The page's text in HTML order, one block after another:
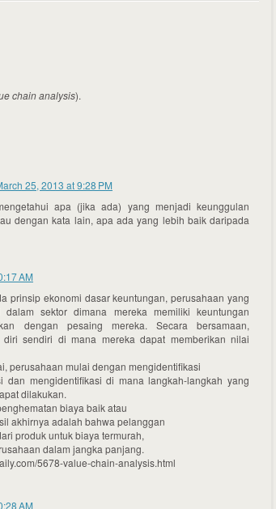
chain analysis).
25, 2013 at 9:28 PM
apa (jika ada) yang menjadi keunggulan
dengan kata lain, apa ada yang lebih baik daripada
AM
prinsip ekonomi dasar keuntungan, perusahaan yang
sektor dimana mereka memiliki keuntungan
dengan pesaing mereka. Secara bersamaan,
sendiri di mana mereka dapat memberikan nilai
perusahaan mulai dengan mengidentifikasi
dan mengidentifikasi di mana langkah-langkah yang
dilakukan.
biaya baik atau
akhirnya adalah bahwa pelanggan
produk untuk biaya termurah,
dalam jangka panjang.
5678-value-chain-analysis.html
AM